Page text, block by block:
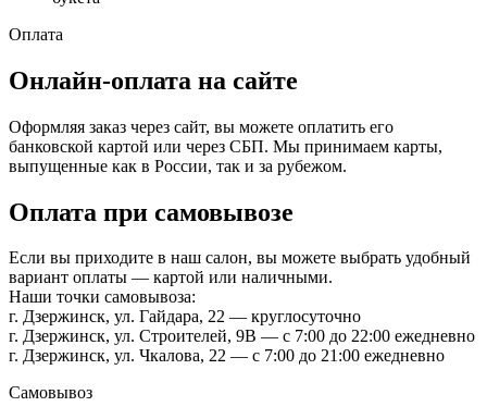
Оплата
Онлайн-оплата на сайте
Оформляя заказ через сайт, вы можете оплатить его
банковской картой или через СБП. Мы принимаем карты,
выпущенные как в России, так и за рубежом.
Оплата при самовывозе
Если вы приходите в наш салон, вы можете выбрать удобный
вариант оплаты — картой или наличными.
Наши точки самовывоза:
г. Дзержинск, ул. Гайдара, 22 — круглосуточно
г. Дзержинск, ул. Строителей, 9В — с 7:00 до 22:00 ежедневно
г. Дзержинск, ул. Чкалова, 22 — с 7:00 до 21:00 ежедневно
Самовывоз